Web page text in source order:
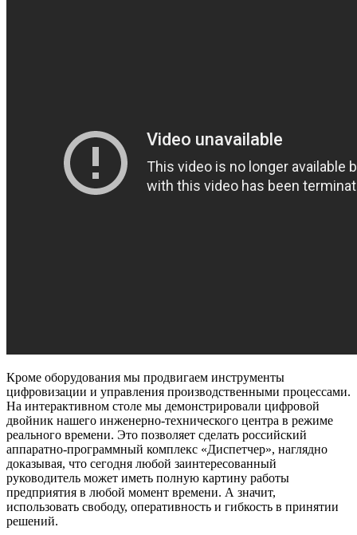
Кроме оборудования мы продвигаем инструменты
цифровизации и управления производственными процессами.
На интерактивном столе мы демонстрировали цифровой
двойник нашего инженерно-технического центра в режиме
реального времени. Это позволяет сделать российский
аппаратно-программный комплекс «Диспетчер», наглядно
доказывая, что сегодня любой заинтересованный
руководитель может иметь полную картину работы
предприятия в любой момент времени. А значит,
использовать свободу, оперативность и гибкость в принятии
решений.